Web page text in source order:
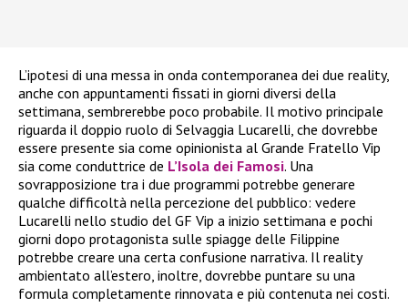
L’ipotesi di una messa in onda contemporanea dei due reality,
anche con appuntamenti fissati in giorni diversi della
settimana, sembrerebbe poco probabile. Il motivo principale
riguarda il doppio ruolo di Selvaggia Lucarelli, che dovrebbe
essere presente sia come opinionista al Grande Fratello Vip
sia come conduttrice de L’Isola dei Famosi. Una
sovrapposizione tra i due programmi potrebbe generare
qualche difficoltà nella percezione del pubblico: vedere
Lucarelli nello studio del GF Vip a inizio settimana e pochi
giorni dopo protagonista sulle spiagge delle Filippine
potrebbe creare una certa confusione narrativa. Il reality
ambientato all’estero, inoltre, dovrebbe puntare su una
formula completamente rinnovata e più contenuta nei costi.